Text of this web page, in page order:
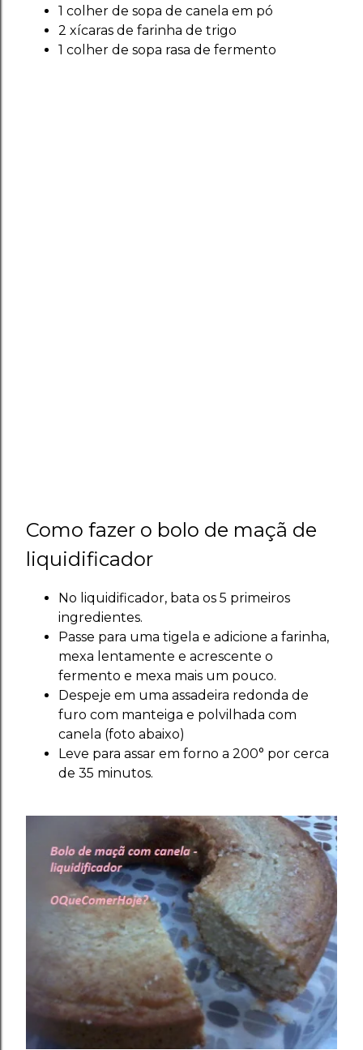
1 colher de sopa de canela em pó
2 xícaras de farinha de trigo
1 colher de sopa rasa de fermento
Como fazer o bolo de maçã de
liquidificador
No liquidificador, bata os 5 primeiros
ingredientes.
Passe para uma tigela e adicione a farinha,
mexa lentamente e acrescente o
fermento e mexa mais um pouco.
Despeje em uma assadeira redonda de
furo com manteiga e polvilhada com
canela (foto abaixo)
Leve para assar em forno a 200° por cerca
de 35 minutos.